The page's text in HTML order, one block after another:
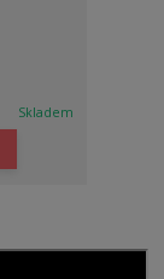
Skladem